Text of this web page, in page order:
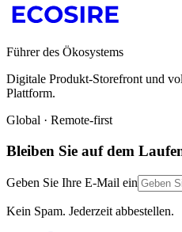
Führer des Ökosystems
Digitale Produkt-Storefront und
Plattform.
Global · Remote-first
Bleiben Sie auf dem
Geben Sie Ihre E-Mail ein
Kein Spam. Jederzeit abbestellen.